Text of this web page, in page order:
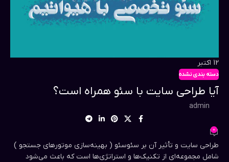
12 اکتبر
دسته بندی نشده
آیا طراحی سایت با سئو همراه است؟
admin
0
طراحی سایت و تأثیر آن بر سئوسئو ( بهینه‌سازی موتورهای جستجو )
شامل مجموعه‌ای از تکنیک‌ها و استراتژی‌ها است که باعث می‌شود